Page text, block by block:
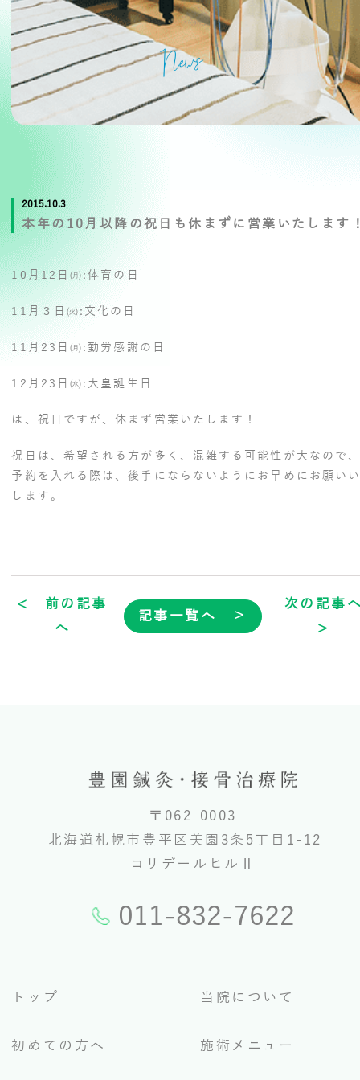
News
2015.10.3
本年の10月以降の祝日も休まずに営業いたします
10月12日㈪:体育の日
11月３日㈫:文化の日
11月23日㈪:勤労感謝の日
12月23日㈬:天皇誕生日
は、祝日ですが、休まず営業いたします！
祝日は、希望される方が多く、混雑する可能性が大なので
予約を入れる際は、後手にならないようにお早めにお願い
します。
< 前の記事
へ
記事一覧へ ＞
次の記事
>
〒062-0003
北海道札幌市豊平区美園3条5丁目1-12
コリデールヒルⅡ
011-832-7622
トップ 当院について
初めての方へ 施術メニュー